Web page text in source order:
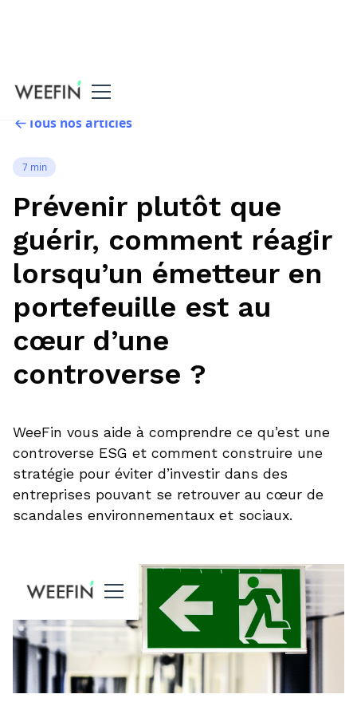
Tous nos articles
7 min
Prévenir plutôt que
guérir, comment réagir
lorsqu’un émetteur en
portefeuille est au
cœur d’une
controverse ?
WeeFin vous aide à comprendre ce qu’est une
controverse ESG et comment construire une
stratégie pour éviter d’investir dans des
entreprises pouvant se retrouver au cœur de
scandales environnementaux et sociaux.